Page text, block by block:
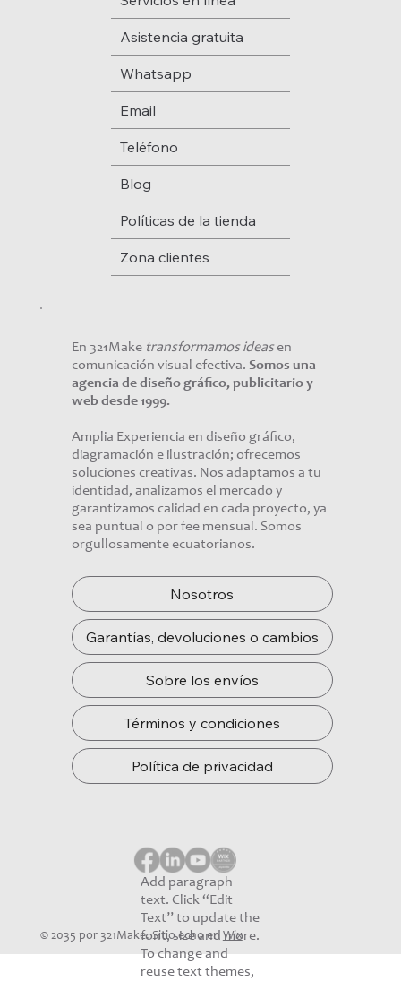
Asistencia gratuita
Whatsapp
Email
Teléfono
Blog
Políticas de la tienda
Zona clientes
En 321Make transformamos ideasen
comunicación visual efectiva. Somos una
agencia de diseño gráfico, publicitario y
web desde 1999.
Amplia Experiencia en diseño gráfico,
diagramación e ilustración; ofrecemos
soluciones creativas. Nos adaptamos a tu
identidad, analizamos el mercado y
garantizamos calidad en cada proyecto, ya
sea puntual o por fee mensual. Somos
orgullosamente ecuatorianos.
Nosotros
Garantías, devoluciones o cambios
Sobre los envíos
Términos y condiciones
Política de privacidad
© 2035 por 321Make. Sitio echo en Wix
Add paragraph
text. Click “Edit
Text” to update the
font, size and more.
To change and
reuse text themes,